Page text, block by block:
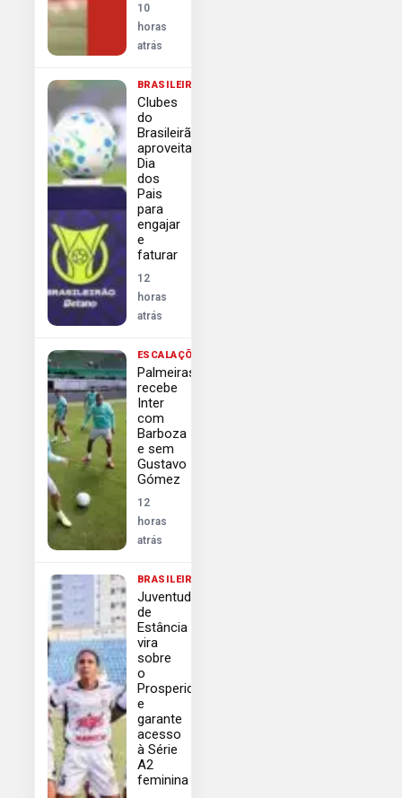
10
horas
atrás
BRASILEIRÃO
Clubes
do
Brasileirão
aproveitam
Dia
dos
Pais
para
engajar
e
faturar
12
horas
atrás
ESCALAÇÕES
Palmeiras
recebe
Inter
com
Barboza
e sem
Gustavo
Gómez
12
horas
atrás
BRASILEIRÃO
Juventude
de
Estância
vira
sobre
o
Prosperidade
e
garante
acesso
à Série
A2
feminina